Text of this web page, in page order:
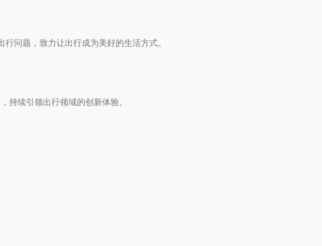
问题，致力让出行成为美好的生活方式。
持续引领出行领域的创新体验。